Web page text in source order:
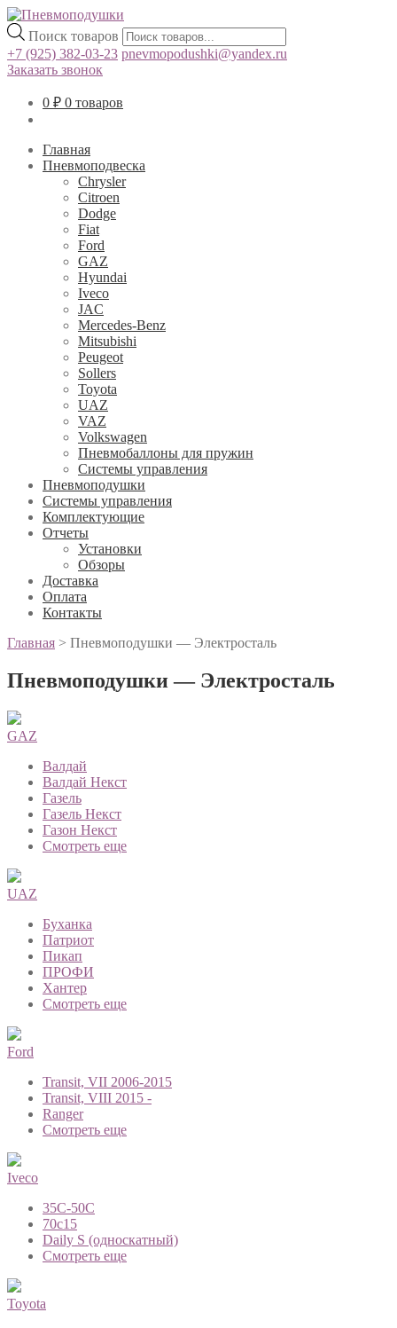
Поиск товаров
+7 (925) 382-03-23 pnevmopodushki@yandex.ru
Заказать звонок
0 ₽ 0 товаров
Главная
Пневмоподвеска
Chrysler
Citroen
Dodge
Fiat
Ford
GAZ
Hyundai
Iveco
JAC
Mercedes-Benz
Mitsubishi
Peugeot
Sollers
Toyota
UAZ
VAZ
Volkswagen
Пневмобаллоны для пружин
Системы управления
Пневмоподушки
Системы управления
Комплектующие
Отчеты
Установки
Обзоры
Доставка
Оплата
Контакты
Главная > Пневмоподушки — Электросталь
Пневмоподушки — Электросталь
GAZ
Валдай
Валдай Некст
Газель
Газель Некст
Газон Некст
Смотреть еще
UAZ
Буханка
Патриот
Пикап
ПРОФИ
Хантер
Смотреть еще
Ford
Transit, VII 2006-2015
Transit, VIII 2015 -
Ranger
Смотреть еще
Iveco
35C-50C
70с15
Daily S (односкатный)
Смотреть еще
Toyota